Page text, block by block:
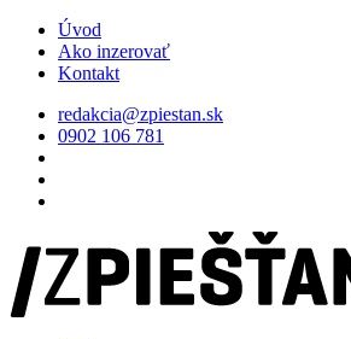
Úvod
Ako inzerovať
Kontakt
redakcia@zpiestan.sk
0902 106 781